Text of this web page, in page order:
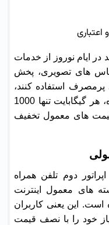
اعتباری
در ایام نوروز از خدمات
تماس های تصویری، پخش
پرمصرف استفاده کنند،
بسیار مناسب است. با محاسبه ساده، هر گیگابایت تنها 1000
های معمول تخفیف
50 گیگابایتی، اپراتور دوم تلفن همراه
درصدی بسته های معمول اینترنت
است. این یعنی کاربران
خود را با نصف قیمت